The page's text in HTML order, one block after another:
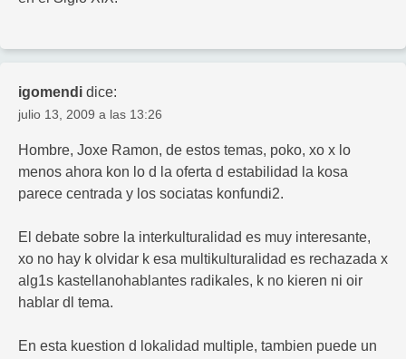
igomendi dice:
julio 13, 2009 a las 13:26
Hombre, Joxe Ramon, de estos temas, poko, xo x lo
menos ahora kon lo d la oferta d estabilidad la kosa
parece centrada y los sociatas konfundi2.
El debate sobre la interkulturalidad es muy interesante,
xo no hay k olvidar k esa multikulturalidad es rechazada x
alg1s kastellanohablantes radikales, k no kieren ni oir
hablar dl tema.
En esta kuestion d lokalidad multiple, tambien puede un